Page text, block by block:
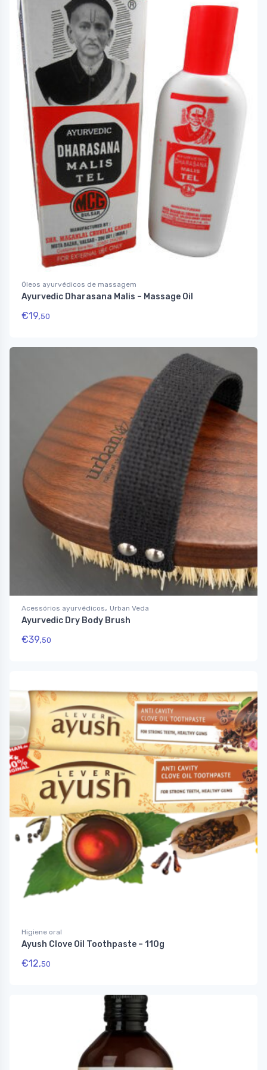
Óleos ayurvédicos de massagem
Ayurvedic Dharasana Malis – Massage Oil
€19,50
Acessórios ayurvédicos, Urban Veda
Ayurvedic Dry Body Brush
€39,50
Higiene oral
Ayush Clove Oil Toothpaste – 110g
€12,50